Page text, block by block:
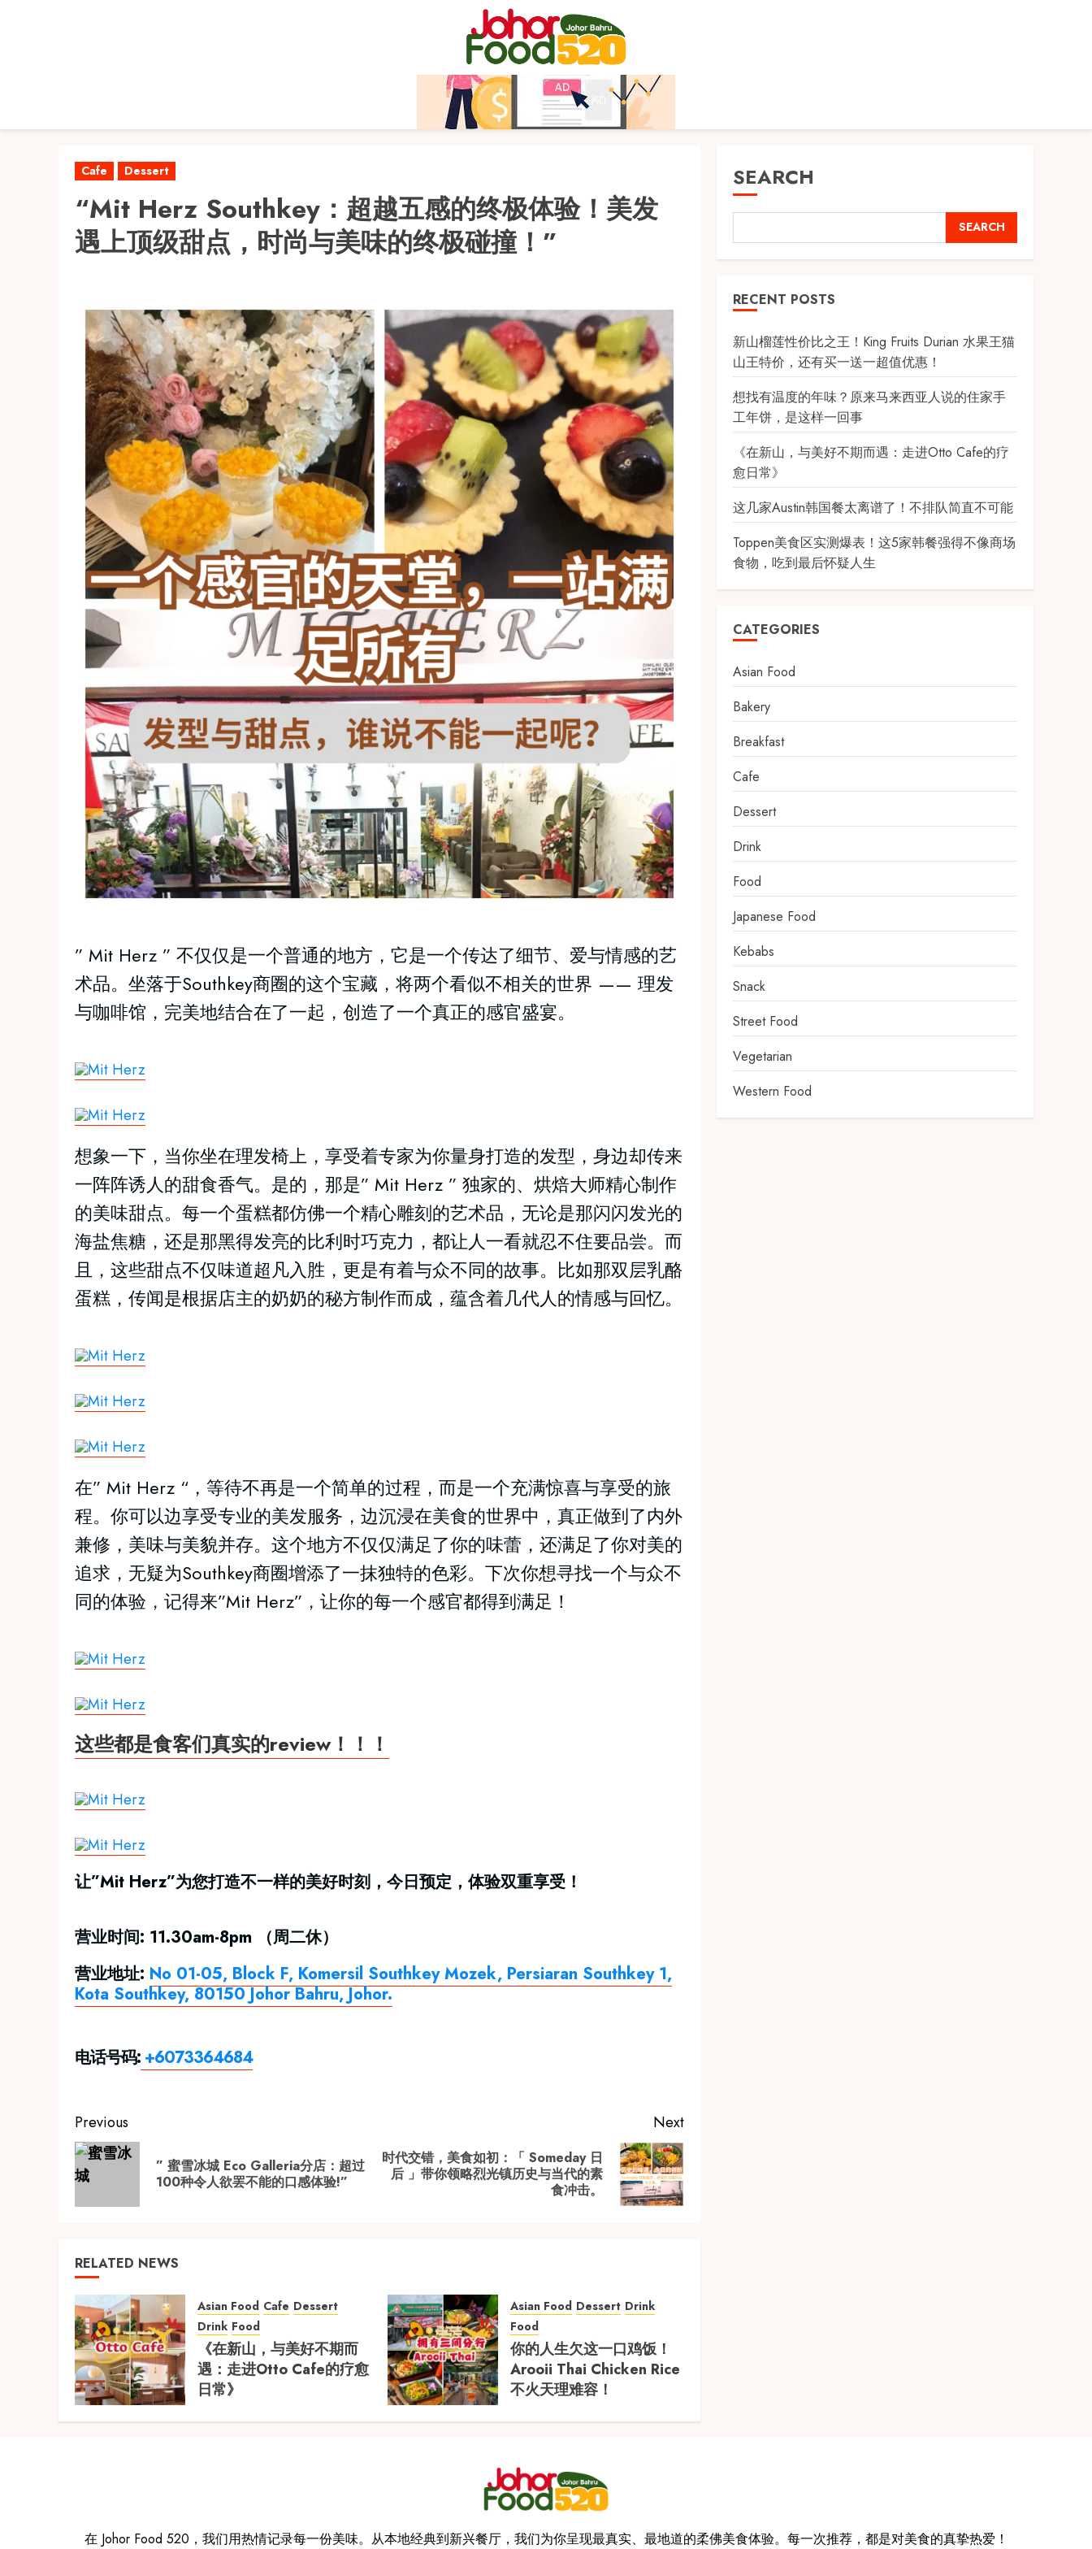
Cafe Dessert
“Mit Herz Southkey：超越五感的终极体验！美发
遇上顶级甜点，时尚与美味的终极碰撞！”
” Mit Herz ” 不仅仅是一个普通的地方，它是一个传达了细节、爱与情感的艺
术品。坐落于Southkey商圈的这个宝藏，将两个看似不相关的世界 —— 理发
与咖啡馆，完美地结合在了一起，创造了一个真正的感官盛宴。
想象一下，当你坐在理发椅上，享受着专家为你量身打造的发型，身边却传来
一阵阵诱人的甜食香气。是的，那是” Mit Herz ” 独家的、烘焙大师精心制作
的美味甜点。每一个蛋糕都仿佛一个精心雕刻的艺术品，无论是那闪闪发光的
海盐焦糖，还是那黑得发亮的比利时巧克力，都让人一看就忍不住要品尝。而
且，这些甜点不仅味道超凡入胜，更是有着与众不同的故事。比如那双层乳酪
蛋糕，传闻是根据店主的奶奶的秘方制作而成，蕴含着几代人的情感与回忆。
在” Mit Herz “，等待不再是一个简单的过程，而是一个充满惊喜与享受的旅
程。你可以边享受专业的美发服务，边沉浸在美食的世界中，真正做到了内外
兼修，美味与美貌并存。这个地方不仅仅满足了你的味蕾，还满足了你对美的
追求，无疑为Southkey商圈增添了一抹独特的色彩。下次你想寻找一个与众不
同的体验，记得来”Mit Herz”，让你的每一个感官都得到满足！
这些都是食客们真实的review！！！
让”Mit Herz”为您打造不一样的美好时刻，今日预定，体验双重享受！
营业时间: 11.30am-8pm （周二休）
营业地址: No 01-05, Block F, Komersil Southkey Mozek, Persiaran Southkey 1,
Kota Southkey, 80150 Johor Bahru, Johor.
电话号码: +6073364684
Post
navigation
Previous
Previous
” 蜜雪冰城 Eco Galleria分店：超过
100种令人欲罢不能的口感体验!”
Next
Next
时代交错，美食如初：「 Someday 日
后 」带你领略烈光镇历史与当代的素
食冲击。
RELATED NEWS
Asian Food Cafe Dessert
Drink Food
《在新山，与美好不期而
遇：走进Otto Cafe的疗愈
日常》
Asian Food Dessert Drink
Food
你的人生欠这一口鸡饭！
Arooii Thai Chicken Rice
不火天理难容！
SEARCH
SEARCH
RECENT POSTS
新山榴莲性价比之王！King Fruits Durian 水果王猫
山王特价，还有买一送一超值优惠！
想找有温度的年味？原来马来西亚人说的住家手
工年饼，是这样一回事
《在新山，与美好不期而遇：走进Otto Cafe的疗
愈日常》
这几家Austin韩国餐太离谱了！不排队简直不可能
Toppen美食区实测爆表！这5家韩餐强得不像商场
食物，吃到最后怀疑人生
CATEGORIES
Asian Food
Bakery
Breakfast
Cafe
Dessert
Drink
Food
Japanese Food
Kebabs
Snack
Street Food
Vegetarian
Western Food
在 Johor Food 520，我们用热情记录每一份美味。从本地经典到新兴餐厅，我们为你呈现最真实、最地道的柔佛美食体验。每一次推荐，都是对美食的真挚热爱！